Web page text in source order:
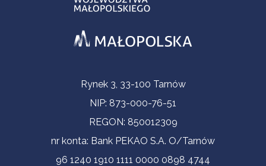
Informacje kontaktoweRynek 3, 33-100 Tarnów
NIP: 873-000-76-51
REGON: 850012309
nr konta: Bank PEKAO S.A. O/Tarnów
96 1240 1910 1111 0000 0898 4744